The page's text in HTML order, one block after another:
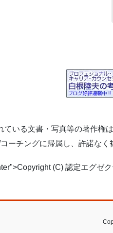
ている文書・写真等の著作権
ーチングに帰属し、許諾な
(C) 認定エグゼ